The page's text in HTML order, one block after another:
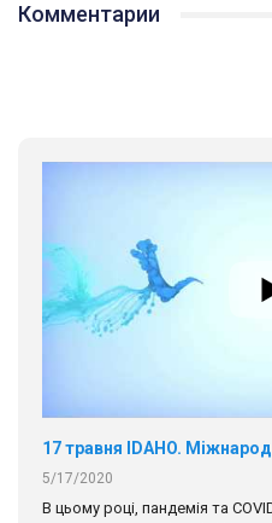
Комментарии
5/17/2020
В цьому році, пандемія та